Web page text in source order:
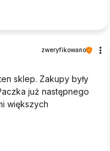
zweryfikowano
sklep. Zakupy były
już następnego
większych